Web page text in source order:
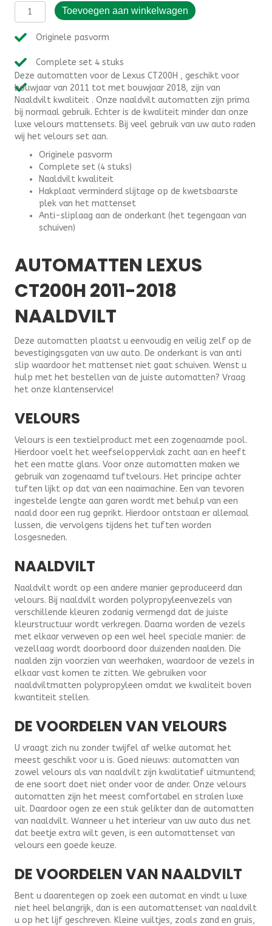
Automatten
Lexus
CT200H
(2011-
-
Naaldvilt
aantal
Toevoegen aan winkelwagen
Originele pasvorm
Complete set 4 stuks
Deze automatten voor de Lexus CT200H , geschikt voor
bouwjaar van 2011 tot met bouwjaar 2018, zijn van
Naaldvilt kwaliteit . Onze naaldvilt automatten zijn prima
bij normaal gebruik. Echter is de kwaliteit minder dan onze
luxe velours mattensets. Bij veel gebruik van uw auto raden
wij het velours set aan.
Originele pasvorm
Complete set (4 stuks)
Naaldvilt kwaliteit
Hakplaat verminderd slijtage op de kwetsbaarste
plek van het mattenset
Anti-sliplaag aan de onderkant (het tegengaan van
schuiven)
AUTOMATTEN LEXUS
CT200H 2011-2018
NAALDVILT
Deze automatten plaatst u eenvoudig en veilig zelf op de
bevestigingsgaten van uw auto. De onderkant is van anti
slip waardoor het mattenset niet gaat schuiven. Wenst u
hulp met het bestellen van de juiste automatten? Vraag
het onze klantenservice!
VELOURS
Velours is een textielproduct met een zogenaamde pool.
Hierdoor voelt het weefseloppervlak zacht aan en heeft
het een matte glans. Voor onze automatten maken we
gebruik van zogenaamd tuftvelours. Het principe achter
tuften lijkt op dat van een naaimachine. Een van tevoren
ingestelde lengte aan garen wordt met behulp van een
naald door een rug geprikt. Hierdoor ontstaan er allemaal
lussen, die vervolgens tijdens het tuften worden
losgesneden.
NAALDVILT
Naaldvilt wordt op een andere manier geproduceerd dan
velours. Bij naaldvilt worden polypropyleenvezels van
verschillende kleuren zodanig vermengd dat de juiste
kleurstructuur wordt verkregen. Daarna worden de vezels
met elkaar verweven op een wel heel speciale manier: de
vezellaag wordt doorboord door duizenden naalden. Die
naalden zijn voorzien van weerhaken, waardoor de vezels in
elkaar vast komen te zitten. We gebruiken voor
naaldviltmatten polypropyleen omdat we kwaliteit boven
kwantiteit stellen.
DE VOORDELEN VAN VELOURS
U vraagt zich nu zonder twijfel af welke automat het
meest geschikt voor u is. Goed nieuws: automatten van
zowel velours als van naaldvilt zijn kwalitatief uitmuntend;
de ene soort doet niet onder voor de ander. Onze velours
automatten zijn het meest comfortabel en stralen luxe
uit. Daardoor ogen ze een stuk gelikter dan de automatten
van naaldvilt. Wanneer u het interieur van uw auto dus net
dat beetje extra wilt geven, is een automattenset van
velours een goede keuze.
DE VOORDELEN VAN NAALDVILT
Bent u daarentegen op zoek een automat en vindt u luxe
niet heel belangrijk, dan is een automattenset van naaldvilt
u op het lijf geschreven. Kleine vuiltjes, zoals zand en gruis,